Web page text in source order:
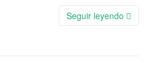
Seguir leyendo